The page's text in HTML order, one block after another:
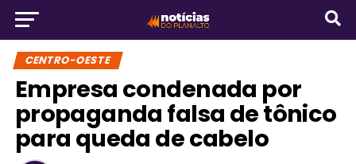
CENTRO-OESTE
Empresa condenada por
propaganda falsa de tônico
para queda de cabelo